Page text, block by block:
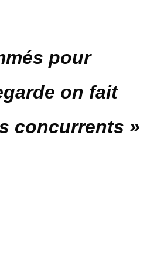
pour
on fait
concurrents »